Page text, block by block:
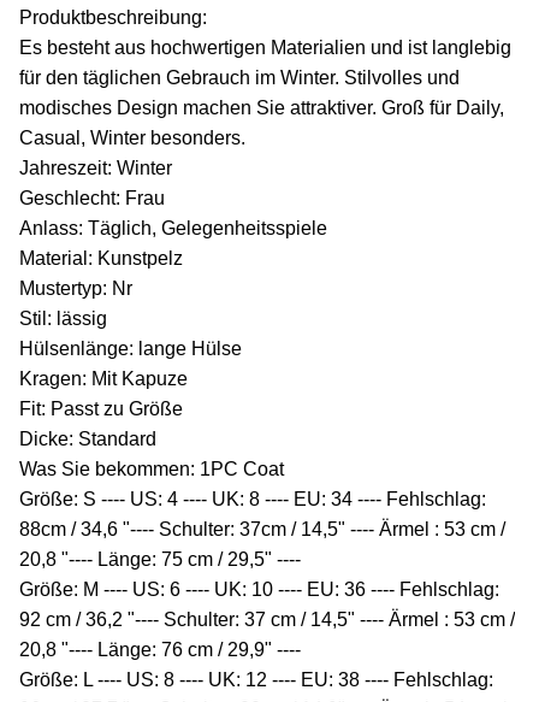
Produktbeschreibung:
Es besteht aus hochwertigen Materialien und ist langlebig
für den täglichen Gebrauch im Winter. Stilvolles und
modisches Design machen Sie attraktiver. Groß für Daily,
Casual, Winter besonders.
Jahreszeit: Winter
Geschlecht: Frau
Anlass: Täglich, Gelegenheitsspiele
Material: Kunstpelz
Mustertyp: Nr
Stil: lässig
Hülsenlänge: lange Hülse
Kragen: Mit Kapuze
Fit: Passt zu Größe
Dicke: Standard
Was Sie bekommen: 1PC Coat
Größe: S ---- US: 4 ---- UK: 8 ---- EU: 34 ---- Fehlschlag:
88cm / 34,6 "---- Schulter: 37cm / 14,5" ---- Ärmel : 53 cm /
20,8 "---- Länge: 75 cm / 29,5" ----
Größe: M ---- US: 6 ---- UK: 10 ---- EU: 36 ---- Fehlschlag:
92 cm / 36,2 "---- Schulter: 37 cm / 14,5" ---- Ärmel : 53 cm /
20,8 "---- Länge: 76 cm / 29,9" ----
Größe: L ---- US: 8 ---- UK: 12 ---- EU: 38 ---- Fehlschlag: